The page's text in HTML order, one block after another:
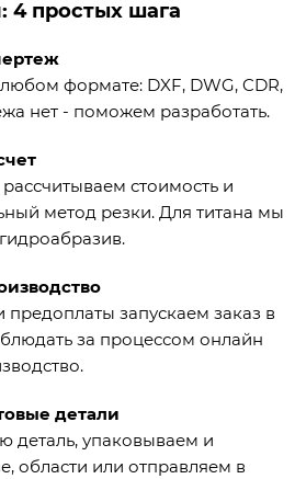
4 простых шага
формате: DXF, DWG, CDR,
нет - поможем разработать.
стоимость и
метод резки. Для титана мы
предоплаты запускаем заказ в
за процессом онлайн
детали
деталь, упаковываем и
области или отправляем в